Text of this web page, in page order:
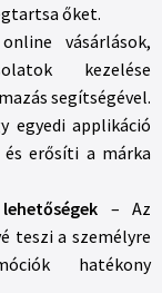
őket.
vásárlások,
kezelése
segítségével.
egyedi applikáció
erősíti a márka
– Az
teszi a személyre
hatékony